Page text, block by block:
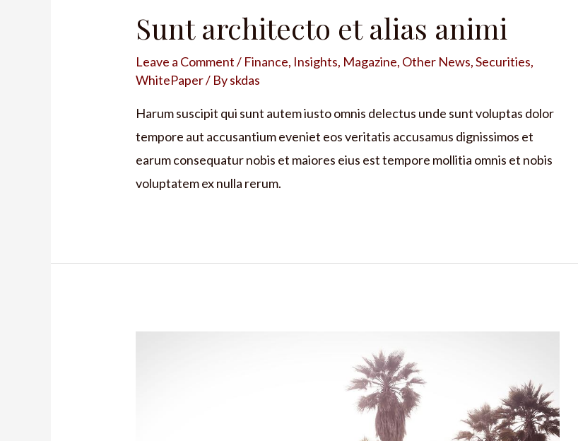
Sunt architecto et alias animi
Leave a Comment/ Finance, Insights, Magazine, Other News,Securities,
WhitePaper/ Byskdas
Harum suscipit qui sunt autem iusto omnis delectus unde sunt voluptas dolor
tempore aut accusantium eveniet eos veritatis accusamus dignissimos et
earum consequatur nobis et maiores eius est tempore mollitia omnis et nobis
voluptatem ex nulla rerum.